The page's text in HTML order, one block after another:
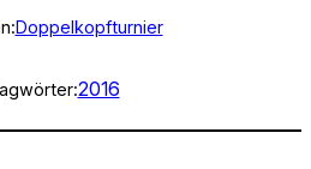
Doppelkopfturnier
2016